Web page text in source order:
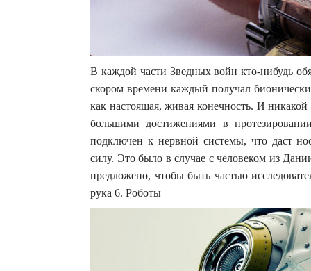
В каждой части Зведных войн кто-нибудь
скором времени каждый получал
как настоящая, живая конечность. И
большими достижениями в
подключен к нервной системы, что даст
силу. Это было в случае с человеком из
предложено, чтобы быть частью
рука 6. Роботы